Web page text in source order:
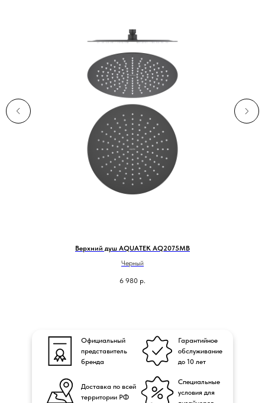
Верхний душ AQUATEK AQ2075MB
Черный
6 980 р.
Официальный
представитель
бренда
Доставка по всей
территории РФ
Гарантийное
обслуживание
до 10 лет
Специальные
условия для